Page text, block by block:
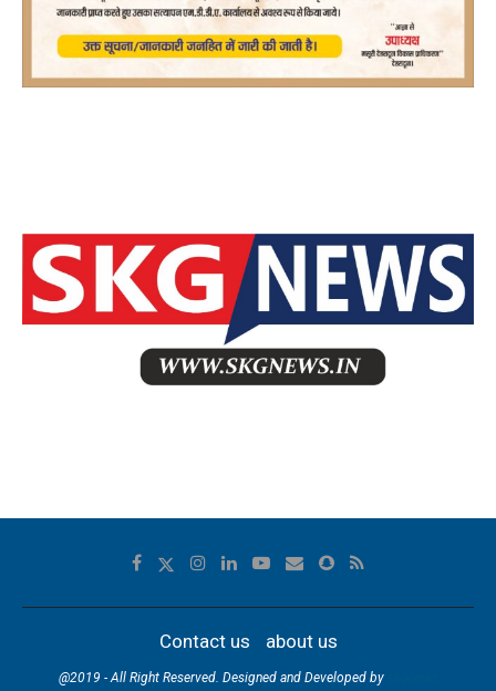
Contact us about us
@2019 - All Right Reserved. Designed and Developed by